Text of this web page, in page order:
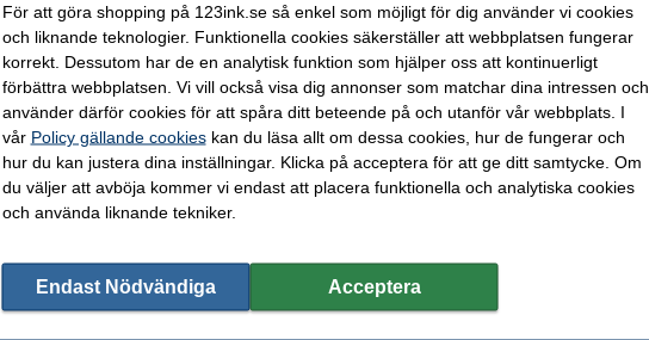
Säkerhetsdatablad Varumärke:
färgad tvätt
fläckborttagning
beställa!
Doftkulor 235g | Lenor Golden Orchid
89 kr
Sköljmedel 1,1L | Lenor Flower Fresh
För att göra shopping på 123ink.se så enkel som möjligt för dig använder vi cookies
och liknande teknologier. Funktionella cookies säkerställer att webbplatsen fungerar
korrekt. Dessutom har de en analytisk funktion som hjälper oss att kontinuerligt
förbättra webbplatsen. Vi vill också visa dig annonser som matchar dina intressen och
använder därför cookies för att spåra ditt beteende på och utanför vår webbplats. I
vår Policy gällande cookieskan du läsa allt om dessa cookies, hur de fungerar och
hur du kan justera dina inställningar. Klicka på acceptera för att ge ditt samtycke. Om
du väljer att avböja kommer vi endast att placera funktionella och analytiska cookies
och använda liknande tekniker.
Endast Nödvändiga Acceptera